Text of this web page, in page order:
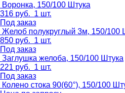
Воронка, 150/100 Штука
316 руб. 1 шт.
Под заказ
Желоб полукруглый 3м, 150/100
850 руб. 1 шт.
Под заказ
Заглушка желоба, 150/100 Штука
221 руб. 1 шт.
Под заказ
Колено стока 90(60°), 150/100